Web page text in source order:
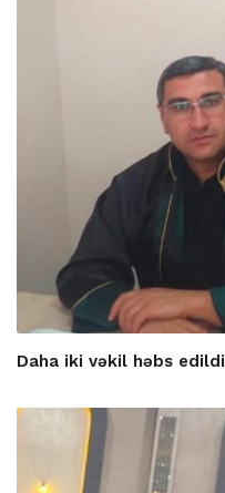
Daha iki vəkil həbs edildi